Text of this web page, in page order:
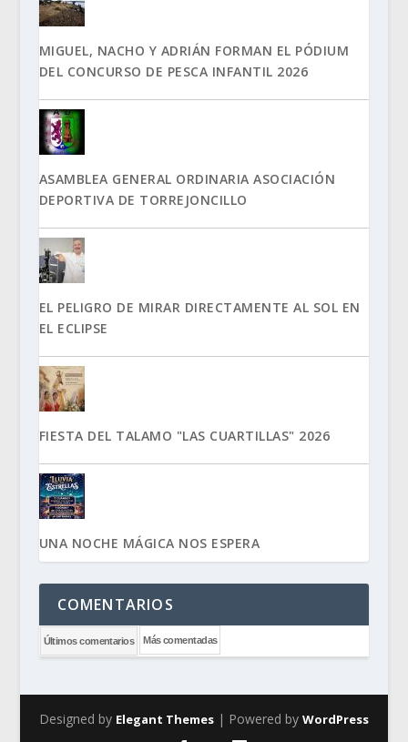
MIGUEL, NACHO Y ADRIÁN FORMAN EL PÓDIUM
DEL CONCURSO DE PESCA INFANTIL 2026
ASAMBLEA GENERAL ORDINARIA ASOCIACIÓN
DEPORTIVA DE TORREJONCILLO
EL PELIGRO DE MIRAR DIRECTAMENTE AL SOL EN
EL ECLIPSE
FIESTA DEL TALAMO "LAS CUARTILLAS" 2026
UNA NOCHE MÁGICA NOS ESPERA
COMENTARIOS
Últimos comentarios Más comentadas
Designed by Elegant Themes| Powered by WordPress